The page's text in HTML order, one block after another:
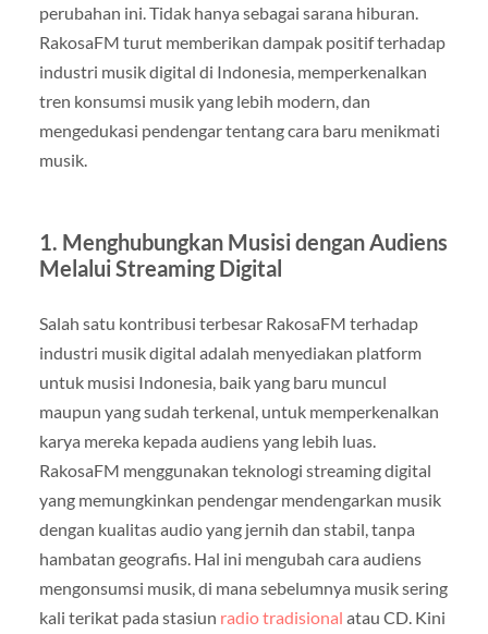
perubahan ini. Tidak hanya sebagai sarana hiburan.
RakosaFM turut memberikan dampak positif terhadap
industri musik digital di Indonesia, memperkenalkan
tren konsumsi musik yang lebih modern, dan
mengedukasi pendengar tentang cara baru menikmati
musik.
1. Menghubungkan Musisi dengan Audiens
Melalui Streaming Digital
Salah satu kontribusi terbesar RakosaFM terhadap
industri musik digital adalah menyediakan platform
untuk musisi Indonesia, baik yang baru muncul
maupun yang sudah terkenal, untuk memperkenalkan
karya mereka kepada audiens yang lebih luas.
RakosaFM menggunakan teknologi streaming digital
yang memungkinkan pendengar mendengarkan musik
dengan kualitas audio yang jernih dan stabil, tanpa
hambatan geografis. Hal ini mengubah cara audiens
mengonsumsi musik, di mana sebelumnya musik sering
kali terikat pada stasiun radio tradisional atau CD. Kini